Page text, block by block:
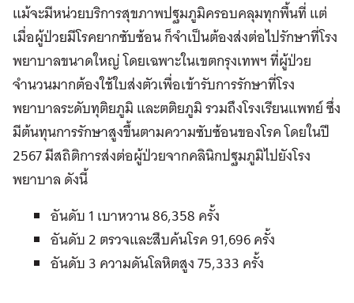
แม้จะมีหน่วยบริการสุขภาพปฐมภูมิครอบคลุมทุกพื้นที่ แต่
เมื่อผู้ป่วยมีโรคยากซับซ้อน ก็จำเป็นต้องส่งต่อไปรักษาที่โรง
พยาบาลขนาดใหญ่ โดยเฉพาะในเขตกรุงเทพฯ ที่ผู้ป่วย
จำนวนมากต้องใช้ใบส่งตัวเพื่อเข้ารับการรักษาที่โรง
พยาบาลระดับทุติยภูมิ และตติยภูมิ รวมถึงโรงเรียนแพทย์ ซึ่ง
มีต้นทุนการรักษาสูงขึ้นตามความซับซ้อนของโรค โดยในปี
2567 มีสถิติการส่งต่อผู้ป่วยจากคลินิกปฐมภูมิไปยังโรง
พยาบาล ดังนี้
อันดับ 1 เบาหวาน 86,358 ครั้ง
อันดับ 2 ตรวจและสืบค้นโรค 91,696 ครั้ง
อันดับ 3 ความดันโลหิตสูง 75,333 ครั้ง